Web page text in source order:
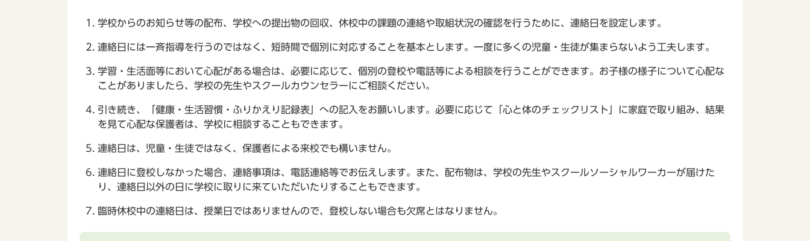
学校からのお知らせ等の配布、学校への提出物の回収、休校中の課題の連絡や取組状況の確認を行うために、連絡日を設定します。
連絡日には一斉指導を行うのではなく、短時間で個別に対応することを基本とします。一度に多くの児童・生徒が集まらないよう工夫します。
学習・生活面等において心配がある場合は、必要に応じて、個別の登校や電話等による相談を行うことができます。お子様の様子について心配な
ことがありましたら、学校の先生やスクールカウンセラーにご相談ください。
引き続き、「健康・生活習慣・ふりかえり記録表」への記入をお願いします。必要に応じて「心と体のチェックリスト」に家庭で取り組み、結果
を見て心配な保護者は、学校に相談することもできます。
連絡日は、児童・生徒ではなく、保護者による来校でも構いません。
連絡日に登校しなかった場合、連絡事項は、電話連絡等でお伝えします。また、配布物は、学校の先生やスクールソーシャルワーカーが届けた
り、連絡日以外の日に学校に取りに来ていただいたりすることもできます。
臨時休校中の連絡日は、授業日ではありませんので、登校しない場合も欠席とはなりません。